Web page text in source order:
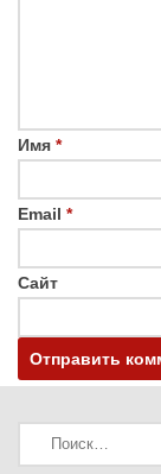
Имя *
Email *
Сайт
Найти: